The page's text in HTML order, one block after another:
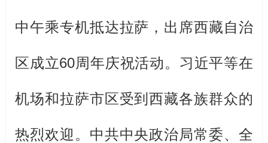
中午乘专机抵达拉萨，出席西藏自治
区成立60周年庆祝活动。习近平等在
机场和拉萨市区受到西藏各族群众的
热烈欢迎。中共中央政治局常委、全